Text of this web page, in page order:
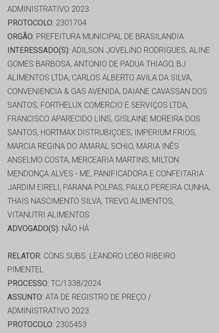
ADMINISTRATIVO 2023
PROTOCOLO: 2301704
ORGÃO: PREFEITURA MUNICIPAL DE BRASILANDIA
INTERESSADO(S): ADILSON JOVELINO RODRIGUES, ALINE
GOMES BARBOSA, ANTONIO DE PADUA THIAGO, BJ
ALIMENTOS LTDA, CARLOS ALBERTO AVILA DA SILVA,
CONVENIENCIA & GAS AVENIDA, DAIANE CAVASSAN DOS
SANTOS, FORTHELUX COMERCIO E SERVIÇOS LTDA,
FRANCISCO APARECIDO LINS, GISLAINE MOREIRA DOS
SANTOS, HORTMAX DISTRUBIÇOES, IMPERIUM FRIOS,
MARCIA REGINA DO AMARAL SCHIO, MARIA INÊS
ANSELMO COSTA, MERCEARIA MARTINS, MILTON
MENDONÇA ALVES - ME, PANIFICADORA E CONFEITARIA
JARDIM EIRELI, PARANA POLPAS, PAULO PEREIRA CUNHA,
THAIS NASCIMENTO SILVA, TREVO ALIMENTOS,
VITANUTRI ALIMENTOS
ADVOGADO(S): NÃO HÁ
RELATOR: CONS.SUBS. LEANDRO LOBO RIBEIRO
PIMENTEL
PROCESSO: TC/1338/2024
ASSUNTO: ATA DE REGISTRO DE PREÇO /
ADMINISTRATIVO 2023
PROTOCOLO: 2305453